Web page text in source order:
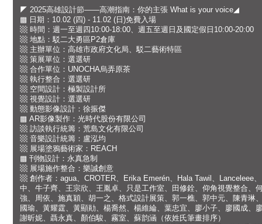
◤ 2025高雄設計節——高潮指南：你的主張 What is your voice◢
▩ 日期：10.02 (四) - 11.02 (日)免費入場
▩ 時間：週一至週四10:00-18:00、週五至週日及國定假日10:00-20:00
▩ 地點：駁二大勇區P2倉庫
▩ 主辦單位：高雄市政府文化局、駁二藝術特區
▩ 策展單位：選選研
▩ 合作單位：UNOCHA烏弄原茶
▩ 執行整合：選選研
▩ 空間設計：極製設計所
▩ 視覺設計：選選研
▩ 動態影像設計：徐振傑
▩ AR影像製作：光時代股份有限公司
▩ 訪談執行統籌：荒島文化有限公司
▩ 音樂設計統籌：盧泓均
▩ 展場塗鴉藝術家：REACH
▩ 刊物設計：永真急制
▩ 展場施作整合：樂誠創意
▩ 創作者：agua、CROTER、Erika Emerén、Hala Tawil、Lanceleee
中、牛子齊、王宗欣、王胤卓、只是工作室、田修銓、仰角視覺整合、
強、周依、施真穎、胡一之、格式設計展策、郭一樵、郭中元、陳青琳
國瑜、黃耀霆、黃顯勛、楊喬然、楊維綸、葉忠宜、廖小子、廖國成、
謝昕妮、聶永真、顏伯駿、霧室、蘇韵涵（依姓氏筆畫排序）